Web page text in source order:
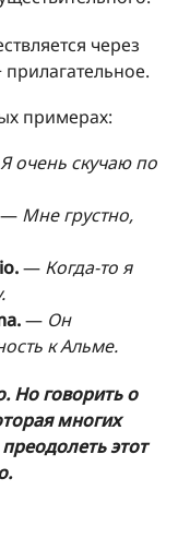
через
примерах:
Я очень скучаю по
— Мне грустно,
— Когда-то я
— Он
к Альме.
Но говорить о
многих
этот